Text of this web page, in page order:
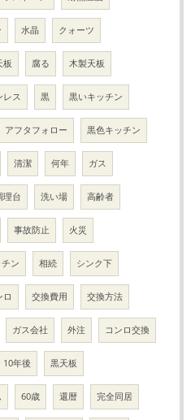
水晶 クォーツ
板 腐る 木製天板
レス 黒 黒いキッチン
アフタフォロー 黒色キッチン
清潔 何年 ガス
理台 洗い場 高齢者
事故防止 火災
ン 相続 シンク下
ロ 交換費用 交換方法
ガス会社 外注 コンロ交換
10年後 黒天板
60歳 還暦 完全同居